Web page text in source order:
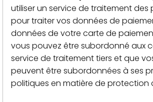
utiliser un service de traitement des
pour traiter vos données de
données de votre carte de
vous pouvez être subordonné aux
service de traitement tiers et que
peuvent être subordonnées à ses
politiques en matière de protection